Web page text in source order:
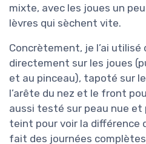
mixte, avec les joues un
lèvres qui sèchent vite.
Concrètement, je l’ai utilisé
directement sur les joues
et au pinceau), tapoté sur
l’arête du nez et le front
aussi testé sur peau nue et
teint pour voir la différence
fait des journées